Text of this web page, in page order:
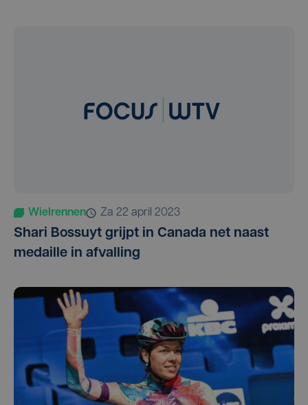
Wielrennen za 22 april 2023
Shari Bossuyt grijpt in Canada net naast
medaille in afvalling